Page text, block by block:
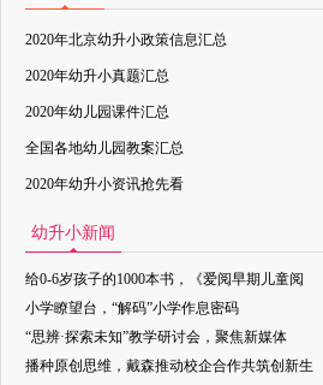
2020年北京幼升小政策信息汇总
2020年幼升小真题汇总
2020年幼儿园课件汇总
全国各地幼儿园教案汇总
2020年幼升小资讯抢先看
幼升小新闻
给0-6岁孩子的1000本书，《爱阅早期儿童阅
小学瞭望台，“解码”小学作息密码
“思辨·探索未知”教学研讨会，聚焦新媒体
播种原创思维，戴森推动校企合作共筑创新生